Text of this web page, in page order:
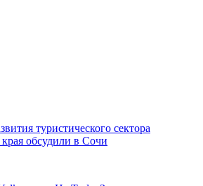
туристического сектора
обсудили в Сочи